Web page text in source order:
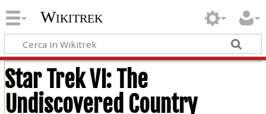
Wikitrek
Star Trek VI: The
Undiscovered Country